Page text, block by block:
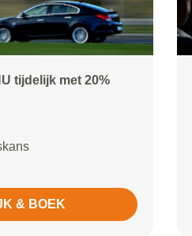
tijdelijk met 20%
& BOEK